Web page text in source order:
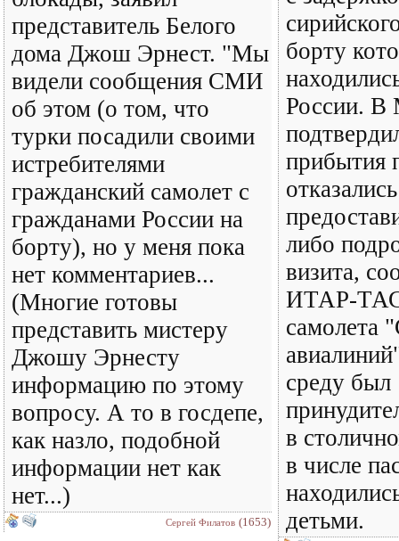
представитель Белого
дома Джош Эрнест. "Мы
видели сообщения СМИ
об этом (о том, что
турки посадили своими
истребителями
гражданский самолет с
гражданами России на
борту), но у меня пока
нет комментариев...
(Многие готовы
представить мистеру
Джошу Эрнесту
информацию по этому
вопросу. А то в госдепе,
как назло, подобной
информации нет как
нет...)
Сергей Филатов (1653)
борту
России.
прибытия
либо
визита,
ИТАР-
самолета
среду был
в
в числе
детьми.